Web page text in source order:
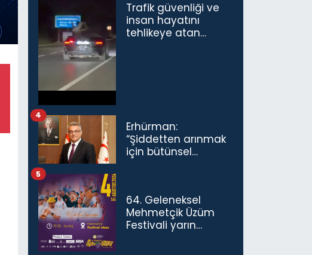
Trafik güvenliği ve
insan hayatını
tehlikeye atan
Erhürman:
“Şiddetten arınmak
için bütünsel
4
64. Geleneksel
Mehmetçik Üzüm
Festivali yarın
5